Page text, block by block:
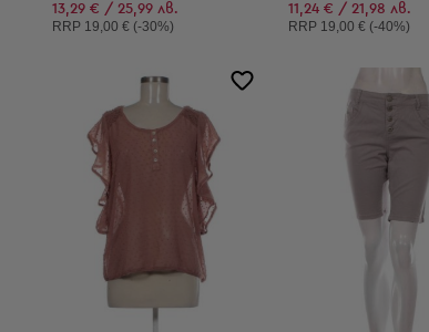
13,29 € / 25,99 лв.
Препоръчителна цена:
RRP 19,00 € (-30%)
11,24 € / 21,98 лв.
Препоръчителна цена:
RRP 19,00 € (-40%)